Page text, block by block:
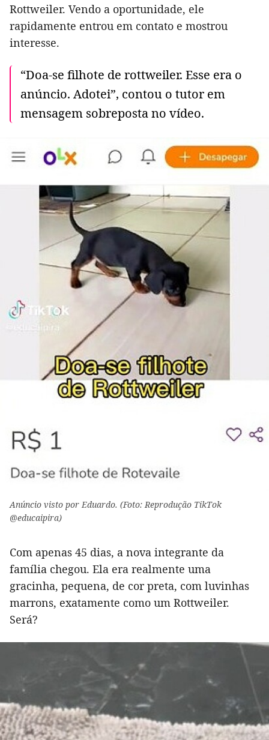
Rottweiler. Vendo a oportunidade, ele
rapidamente entrou em contato e mostrou
interesse.
“Doa-se filhote de rottweiler. Esse era o
anúncio. Adotei”, contou o tutor em
mensagem sobreposta no vídeo.
Anúncio visto por Eduardo. (Foto: Reprodução TikTok
@educaipira)
Com apenas 45 dias, a nova integrante da
família chegou. Ela era realmente uma
gracinha, pequena, de cor preta, com luvinhas
marrons, exatamente como um Rottweiler.
Será?